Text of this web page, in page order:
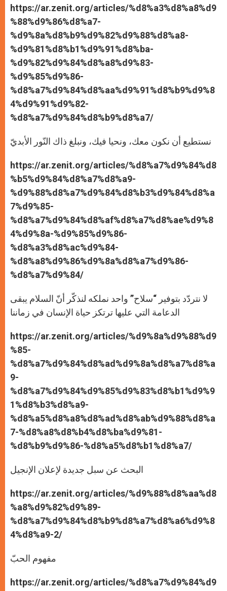
https://ar.zenit.org/articles/%d8%a3%d8%a8%d9
%88%d9%86%d8%a7-
%d9%8a%d8%b9%d9%82%d9%88%d8%a8-
%d9%81%d8%b1%d9%91%d8%ba-
%d9%82%d9%84%d8%a8%d9%83-
%d9%85%d9%86-
%d8%a7%d9%84%d8%aa%d9%91%d8%b9%d9%8
4%d9%91%d9%82-
%d8%a7%d9%84%d8%b9%d8%a7/
نستطيع أن نكون معك، ونحيا فيك، ونبلغ ذاك النّور الأبديّ
https://ar.zenit.org/articles/%d8%a7%d9%84%d8
%b5%d9%84%d8%a7%d8%a9-
%d9%88%d8%a7%d9%84%d8%b3%d9%84%d8%a
7%d9%85-
%d8%a7%d9%84%d8%af%d8%a7%d8%ae%d9%8
4%d9%8a-%d9%85%d9%86-
%d8%a3%d8%ac%d9%84-
%d8%a8%d9%86%d9%8a%d8%a7%d9%86-
%d8%a7%d9%84/
لا نتردّد بتوفير “سلاح” واحد نملكه لنذكّر أنّ السلام يبقى
الدعامة التي عليها ترتكز حياة الإنسان في زماننا
https://ar.zenit.org/articles/%d9%8a%d9%88%d9
%85-
%d8%a7%d9%84%d8%ad%d9%8a%d8%a7%d8%a
9-
%d8%a7%d9%84%d9%85%d9%83%d8%b1%d9%9
1%d8%b3%d8%a9-
%d8%a5%d8%a8%d8%ad%d8%ab%d9%88%d8%a
7-%d8%a8%d8%b4%d8%ba%d9%81-
%d8%b9%d9%86-%d8%a5%d8%b1%d8%a7/
البحث عن سبل جديدة لإعلان الإنجيل
https://ar.zenit.org/articles/%d9%88%d8%aa%d8
%a8%d9%82%d9%89-
%d8%a7%d9%84%d8%b9%d8%a7%d8%a6%d9%8
4%d8%a9-2/
مفهوم الحبّ
https://ar.zenit.org/articles/%d8%a7%d9%84%d9